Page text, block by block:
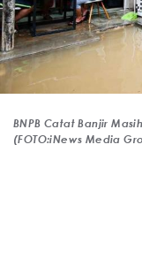
BNPB Catat Banjir
(FOTO:iNews Media